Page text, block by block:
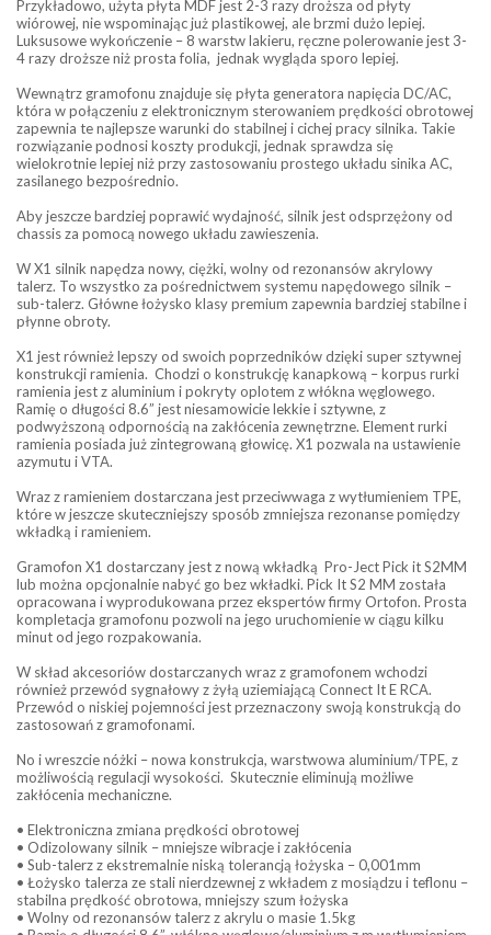
Przykładowo, użyta płyta MDF jest 2-3 razy droższa od płyty
wiórowej, nie wspominając już plastikowej, ale brzmi dużo lepiej.
Luksusowe wykończenie – 8 warstw lakieru, ręczne polerowanie jest 3-
4 razy droższe niż prosta folia, jednak wygląda sporo lepiej.
Wewnątrz gramofonu znajduje się płyta generatora napięcia DC/AC,
która w połączeniu z elektronicznym sterowaniem prędkości obrotowej
zapewnia te najlepsze warunki do stabilnej i cichej pracy silnika. Takie
rozwiązanie podnosi koszty produkcji, jednak sprawdza się
wielokrotnie lepiej niż przy zastosowaniu prostego układu sinika AC,
zasilanego bezpośrednio.
Aby jeszcze bardziej poprawić wydajność, silnik jest odsprzężony od
chassis za pomocą nowego układu zawieszenia.
W X1 silnik napędza nowy, ciężki, wolny od rezonansów akrylowy
talerz. To wszystko za pośrednictwem systemu napędowego silnik –
sub-talerz. Główne łożysko klasy premium zapewnia bardziej stabilne i
płynne obroty.
X1 jest również lepszy od swoich poprzedników dzięki super sztywnej
konstrukcji ramienia. Chodzi o konstrukcję kanapkową – korpus rurki
ramienia jest z aluminium i pokryty oplotem z włókna węglowego.
Ramię o długości 8.6” jest niesamowicie lekkie i sztywne, z
podwyższoną odpornością na zakłócenia zewnętrzne. Element rurki
ramienia posiada już zintegrowaną głowicę. X1 pozwala na ustawienie
azymutu i VTA.
Wraz z ramieniem dostarczana jest przeciwwaga z wytłumieniem TPE,
które w jeszcze skuteczniejszy sposób zmniejsza rezonanse pomiędzy
wkładką i ramieniem.
Gramofon X1 dostarczany jest z nową wkładką Pro-Ject Pick it S2MM
lub można opcjonalnie nabyć go bez wkładki. Pick It S2 MM została
opracowana i wyprodukowana przez ekspertów firmy Ortofon. Prosta
kompletacja gramofonu pozwoli na jego uruchomienie w ciągu kilku
minut od jego rozpakowania.
W skład akcesoriów dostarczanych wraz z gramofonem wchodzi
również przewód sygnałowy z żyłą uziemiającą Connect It E RCA.
Przewód o niskiej pojemności jest przeznaczony swoją konstrukcją do
zastosowań z gramofonami.
No i wreszcie nóżki – nowa konstrukcja, warstwowa aluminium/TPE, z
możliwością regulacji wysokości. Skutecznie eliminują możliwe
zakłócenia mechaniczne.
• Elektroniczna zmiana prędkości obrotowej
• Odizolowany silnik – mniejsze wibracje i zakłócenia
• Sub-talerz z ekstremalnie niską tolerancją łożyska – 0,001mm
• Łożysko talerza ze stali nierdzewnej z wkładem z mosiądzu i teflonu –
stabilna prędkość obrotowa, mniejszy szum łożyska
• Wolny od rezonansów talerz z akrylu o masie 1.5kg